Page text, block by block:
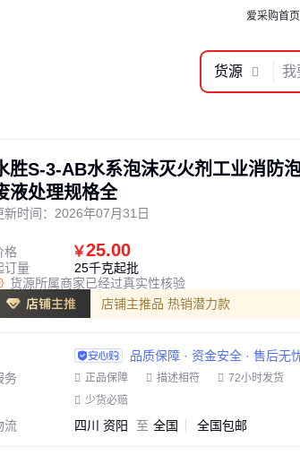
爱采购首页
货源
胜S-3-AB水系泡沫灭火剂工业消防
液处理规格全
新时间： 2026年07月31日
格 ￥25.00
订量
25千克起批
货源所属商家已经过真实性核验
店铺主推品 热销潜力款
务
品质保障 · 资金安全 · 售后无
正品保障 描述相符
72小时发货
少货必赔
流 四川 资阳 至 全国 全国包邮